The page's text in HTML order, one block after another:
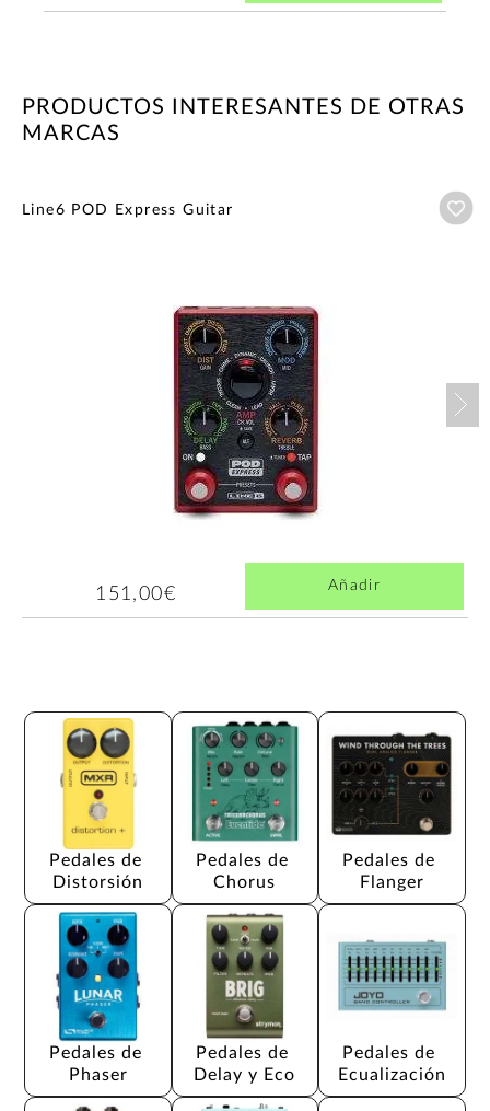
PRODUCTOS INTERESANTES DE OTRAS
MARCAS
Line6 POD Express Guitar
151,00€ Añadir
Pedales de
Distorsión
Pedales de
Chorus
Pedales de
Flanger
Pedales de
Phaser
Pedales de
Delay y Eco
Pedales de
Ecualización